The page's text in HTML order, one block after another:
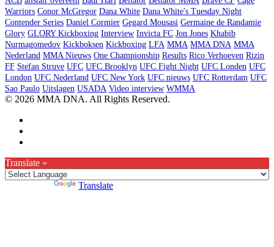
Warriors Conor McGregor Dana White Dana White's Tuesday Night
Contender Series Daniel Cormier Gegard Mousasi Germaine de Randamie
Glory GLORY Kickboxing Interview Invicta FC Jon Jones Khabib
Nurmagomedov Kickboksen Kickboxing LFA MMA MMA DNA MMA
Nederland MMA Nieuws One Championship Results Rico Verhoeven Rizin
FF Stefan Struve UFC UFC Brooklyn UFC Fight Night UFC Londen UFC
London UFC Nederland UFC New York UFC nieuws UFC Rotterdam UFC
Sao Paulo Uitslagen USADA Video interview WMMA
© 2026 MMA DNA. All Rights Reserved.
Translate »
Translate